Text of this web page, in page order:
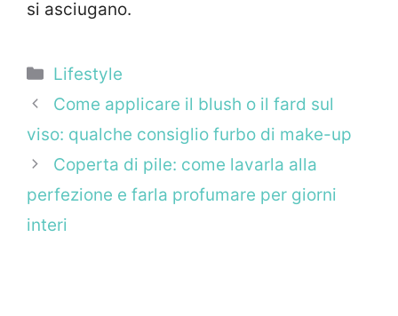
si asciugano.
Categorie
Lifestyle
Come applicare il blush o il fard sul
viso: qualche consiglio furbo di make-up
Coperta di pile: come lavarla alla
perfezione e farla profumare per giorni
interi